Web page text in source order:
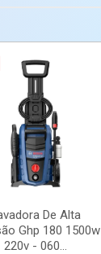
De Alta
Ghp 180 1500w
220v - 060...